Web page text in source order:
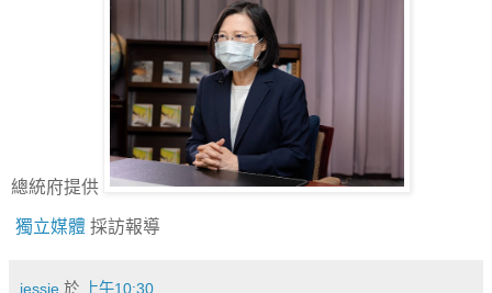
總統府提供
獨立媒體 採訪報導
jessie 於 上午10:30